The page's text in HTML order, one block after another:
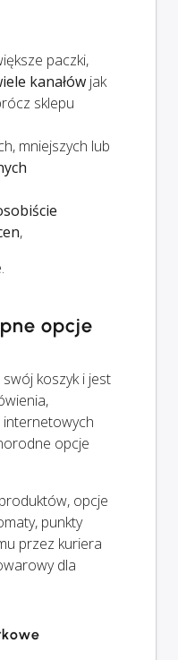
paczki,
kanałów jak
sklepu
mniejszych lub
,
opcje
swój koszyk i jest
opcje
opcje
punkty
przez kuriera
dla